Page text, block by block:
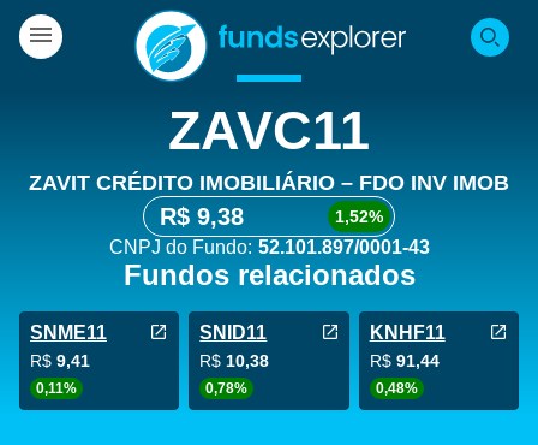
ZAVC11
ZAVIT CRÉDITO IMOBILIÁRIO – FDO INV IMOB
R$ 9,38 1,52%
CNPJ do Fundo: 52.101.897/0001-43
Fundos relacionados
SNME11
R$ 9,41
0,11%
SNID11
R$ 10,38
0,78%
KNHF11
R$ 91,44
0,48%